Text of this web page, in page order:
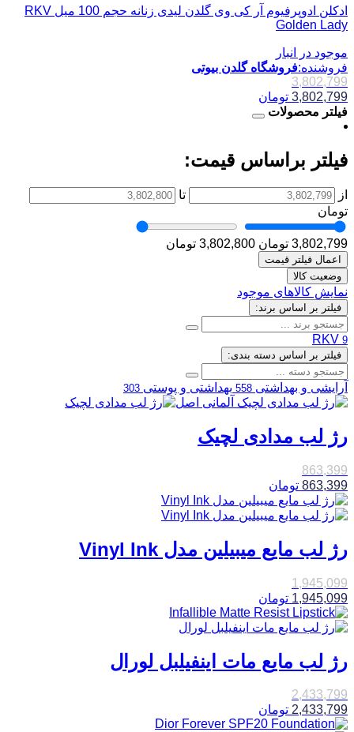
ادکلن ادوپرفیوم آر کی وی گلدن لیدی زنانه حجم 100 میل RKV
Golden Lady
موجود در انبار
فروشنده:فروشگاه گلدن بیوتی
3,802,799
3,802,799 تومان
فیلتر محصولات
فیلتر براساس قیمت:
از
تا
تومان
3,802,799 تومان 3,802,800 تومان
اعمال فیلتر قیمت
وضعیت کالا
نمایش کالاهای موجود
فیلتر بر اساس برند:
RKV 9
فیلتر بر اساس دسته بندی:
آرایشی و بهداشتی 558 بهداشتی و پوستی 303
رژ لب مدادی لچیک
863,399
863,399 تومان
رژ لب مایع میبیلین مدل Vinyl Ink
1,945,099
1,945,099 تومان
رژ لب مایع مات اینفیلبل لورال
2,433,799
2,433,799 تومان